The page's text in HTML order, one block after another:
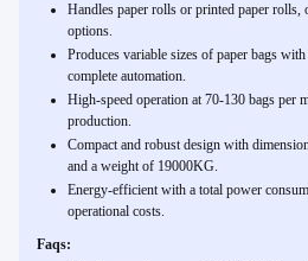
Handles paper rolls or printed paper
options.
Produces variable sizes of paper bags
complete automation.
High-speed operation at 70-130 bags per
production.
Compact and robust design with
and a weight of 19000KG.
Energy-efficient with a total power
operational costs.
Faqs: